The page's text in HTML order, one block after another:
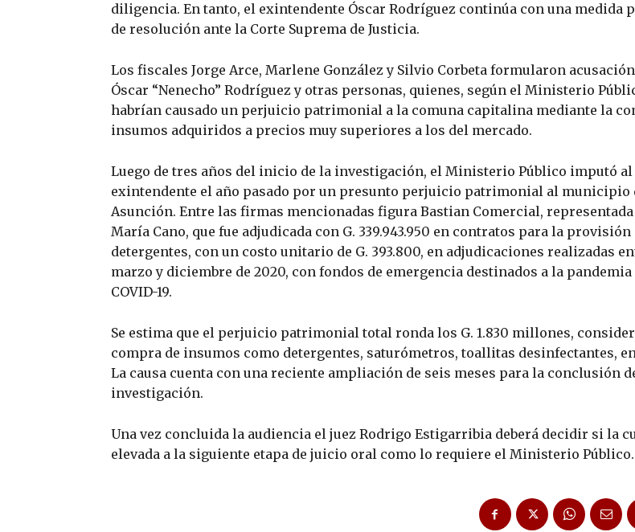
diligencia. En tanto, el exintendente Óscar Rodríguez continúa con una medida
de resolución ante la Corte Suprema de Justicia.
Los fiscales Jorge Arce, Marlene González y Silvio Corbeta formularon
Óscar “Nenecho” Rodríguez y otras personas, quienes, según el Ministerio
habrían causado un perjuicio patrimonial a la comuna capitalina mediante la
insumos adquiridos a precios muy superiores a los del mercado.
Luego de tres años del inicio de la investigación, el Ministerio Público imputó al
exintendente el año pasado por un presunto perjuicio patrimonial al municipio
Asunción. Entre las firmas mencionadas figura Bastian Comercial,
María Cano, que fue adjudicada con G. 339.943.950 en contratos para la provisión
detergentes, con un costo unitario de G. 393.800, en adjudicaciones realizadas
marzo y diciembre de 2020, con fondos de emergencia destinados a la pandemia
COVID-19.
Se estima que el perjuicio patrimonial total ronda los G. 1.830 millones,
compra de insumos como detergentes, saturómetros, toallitas desinfectantes,
La causa cuenta con una reciente ampliación de seis meses para la conclusión
investigación.
Una vez concluida la audiencia el juez Rodrigo Estigarribia deberá decidir si la
elevada a la siguiente etapa de juicio oral como lo requiere el Ministerio Público.